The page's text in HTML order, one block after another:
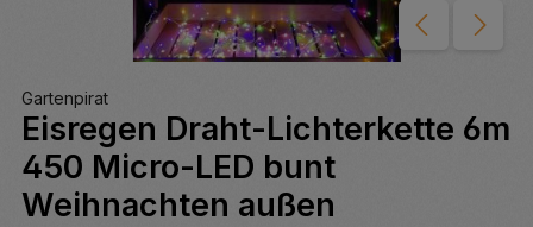
Gartenpirat
Eisregen Draht-Lichterkette 6m
450 Micro-LED bunt
Weihnachten außen